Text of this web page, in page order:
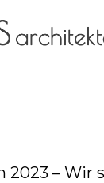
– Wir